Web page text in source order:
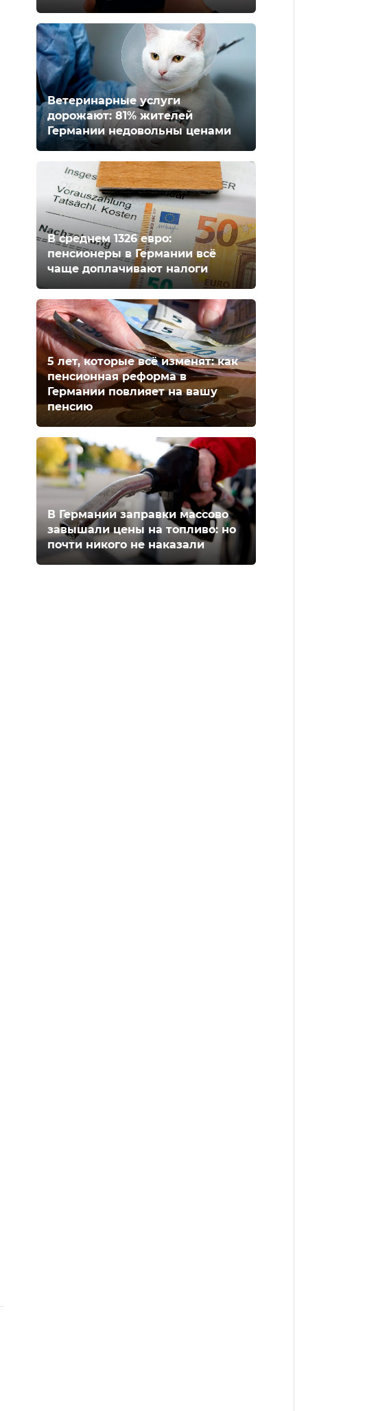
Ветеринарные услуги
дорожают: 81% жителей
Германии недовольны ценами
В среднем 1326 евро:
пенсионеры в Германии всё
чаще доплачивают налоги
5 лет, которые всё изменят: как
пенсионная реформа в
Германии повлияет на вашу
пенсию
В Германии заправки массово
завышали цены на топливо: но
почти никого не наказали